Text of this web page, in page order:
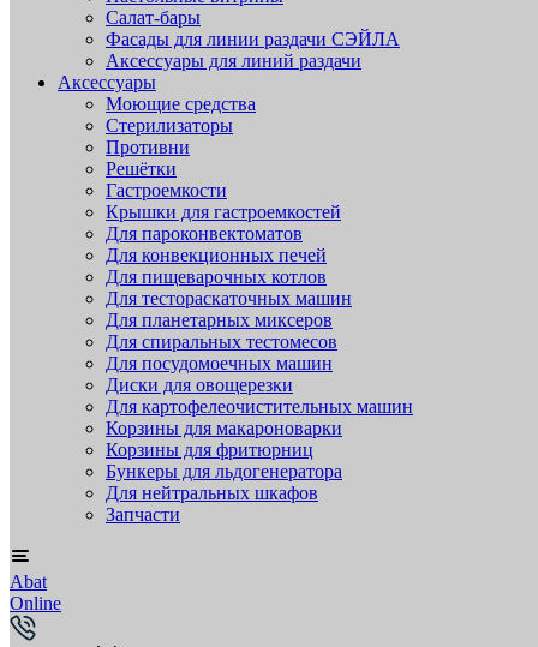
Салат-бары
Фасады для линии раздачи СЭЙЛА
Аксессуары для линий раздачи
Аксессуары
Моющие средства
Стерилизаторы
Противни
Решётки
Гастроемкости
Крышки для гастроемкостей
Для пароконвектоматов
Для конвекционных печей
Для пищеварочных котлов
Для тестораскаточных машин
Для планетарных миксеров
Для спиральных тестомесов
Для посудомоечных машин
Диски для овощерезки
Для картофелеочистительных машин
Корзины для макароноварки
Корзины для фритюрниц
Бункеры для льдогенератора
Для нейтральных шкафов
Запчасти
Abat
Online